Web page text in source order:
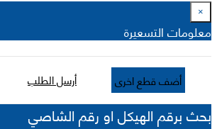
×
معلومات التسعيرة
أضف قطع اخرى أرسل الطلب
بحث برقم الهيكل او رقم الشاصي